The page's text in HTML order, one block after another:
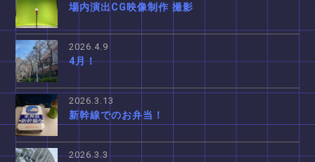
場内演出CG映像制作 撮影
2026.4.9
4月！
2026.3.13
新幹線でのお弁当！
2026.3.3